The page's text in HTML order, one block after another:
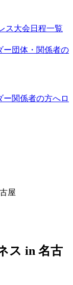
ス大会日程一覧
ー団体・関係者の
ー関係者の方へロ
屋
ス in 名古